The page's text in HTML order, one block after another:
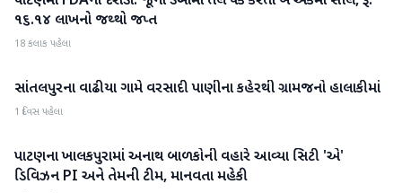
૧૬.૧૪ લાખનો જથ્થો જપ્ત
18 કલાક પહેલા
પાટણ
સાંતલપુરના વાઢીયા ગામે વરસાદી પાણીના કહેરથી ગ્રામજનો હાલાકીમાં
1 દિવસ પહેલા
પાટણ
પાટણના ખાલકપુરામાં અનાથ બાળકોની વહારે આવ્યા સિટી 'એ'
ડિવિઝન PI અને તેમની ટીમ, માનવતા મહેકી